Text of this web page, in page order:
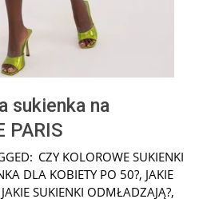
sukienka na
PARIS
CZY KOLOROWE SUKIENKI
DLA KOBIETY PO 50?, JAKIE
JAKIE SUKIENKI ODMŁADZAJĄ?,